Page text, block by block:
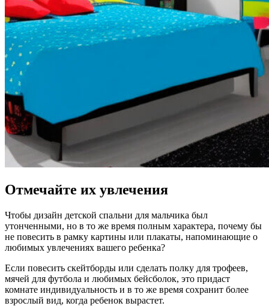
Отмечайте их увлечения
Чтобы дизайн детской спальни для мальчика был
утонченными, но в то же время полным характера, почему бы
не повесить в рамку картины или плакаты, напоминающие о
любимых увлечениях вашего ребенка?
Если повесить скейтборды или сделать полку для трофеев,
мячей для футбола и любимых бейсболок, это придаст
комнате индивидуальность и в то же время сохранит более
взрослый вид, когда ребенок вырастет.